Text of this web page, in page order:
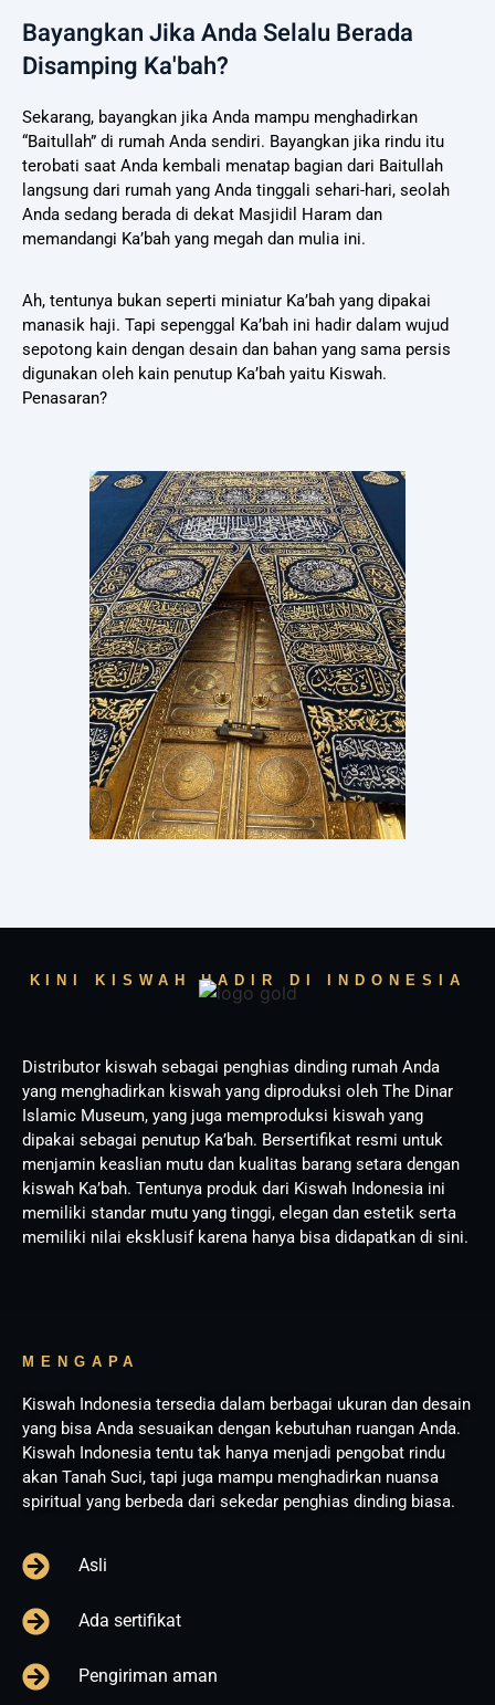
Bayangkan Jika Anda Selalu Berada
Disamping Ka'bah?
Sekarang, bayangkan jika Anda mampu menghadirkan
“Baitullah” di rumah Anda sendiri. Bayangkan jika rindu itu
terobati saat Anda kembali menatap bagian dari Baitullah
langsung dari rumah yang Anda tinggali sehari-hari, seolah
Anda sedang berada di dekat Masjidil Haram dan
memandangi Ka’bah yang megah dan mulia ini.
Ah, tentunya bukan seperti miniatur Ka’bah yang dipakai
manasik haji. Tapi sepenggal Ka’bah ini hadir dalam wujud
sepotong kain dengan desain dan bahan yang sama persis
digunakan oleh kain penutup Ka’bah yaitu Kiswah.
Penasaran?
KINI KISWAH HADIR DI INDONESIA
Distributor kiswah sebagai penghias dinding rumah Anda
yang menghadirkan kiswah yang diproduksi oleh The Dinar
Islamic Museum, yang juga memproduksi kiswah yang
dipakai sebagai penutup Ka’bah. Bersertifikat resmi untuk
menjamin keaslian mutu dan kualitas barang setara dengan
kiswah Ka’bah. Tentunya produk dari Kiswah Indonesia ini
memiliki standar mutu yang tinggi, elegan dan estetik serta
memiliki nilai eksklusif karena hanya bisa didapatkan di sini.
MENGAPA
Kiswah Indonesia tersedia dalam berbagai ukuran dan desain
yang bisa Anda sesuaikan dengan kebutuhan ruangan Anda.
Kiswah Indonesia tentu tak hanya menjadi pengobat rindu
akan Tanah Suci, tapi juga mampu menghadirkan nuansa
spiritual yang berbeda dari sekedar penghias dinding biasa.
Asli
Ada sertifikat
Pengiriman aman